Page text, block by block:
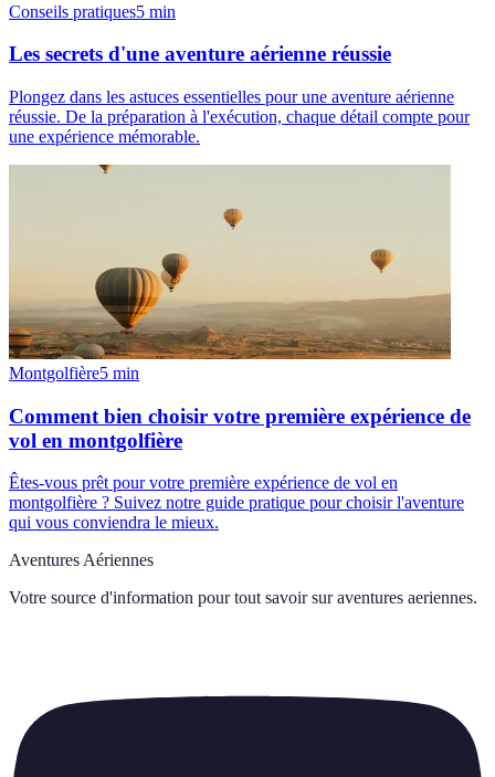
Conseils pratiques5 min
Les secrets d'une aventure aérienne réussie
Plongez dans les astuces essentielles pour une aventure aérienne
réussie. De la préparation à l'exécution, chaque détail compte pour
une expérience mémorable.
Montgolfière5 min
Comment bien choisir votre première expérience de
vol en montgolfière
Êtes-vous prêt pour votre première expérience de vol en
montgolfière ? Suivez notre guide pratique pour choisir l'aventure
qui vous conviendra le mieux.
Aventures Aériennes
Votre source d'information pour tout savoir sur aventures aeriennes.